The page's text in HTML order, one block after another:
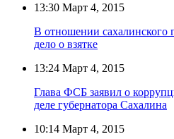
13:30 Март 4, 2015
В отношении сахалинского
дело о взятке
13:24 Март 4, 2015
Глава ФСБ заявил о
деле губернатора Сахалина
10:14 Март 4, 2015